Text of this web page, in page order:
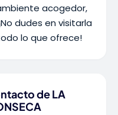
acogedor,
dudes en visitarla
lo que ofrece!
de LA